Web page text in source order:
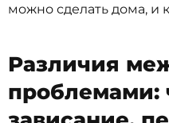
можно сделать дома, и
Различия
проблемами: